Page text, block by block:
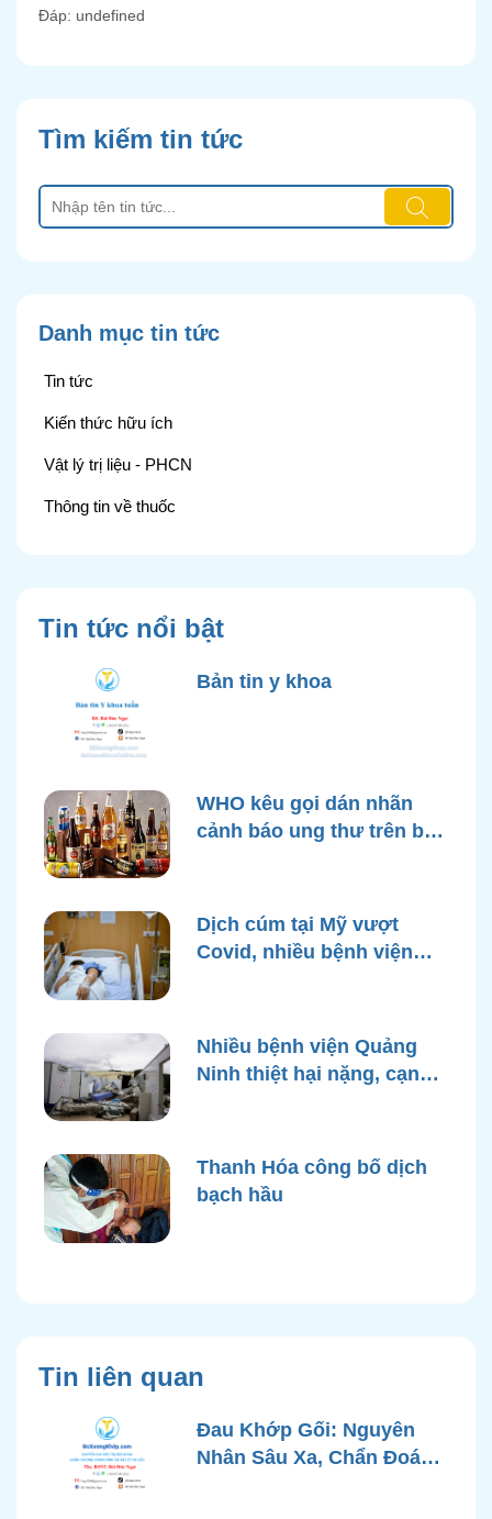
Đáp: undefined
Tìm kiếm tin tức
Danh mục tin tức
Tin tức
Kiến thức hữu ích
Vật lý trị liệu - PHCN
Thông tin về thuốc
Tin tức nổi bật
Bản tin y khoa
WHO kêu gọi dán nhãn
cảnh báo ung thư trên bao
Dịch cúm tại Mỹ vượt
Covid, nhiều bệnh viện
Nhiều bệnh viện Quảng
Ninh thiệt hại nặng, cạn
Thanh Hóa công bố dịch
bạch hầu
Tin liên quan
Đau Khớp Gối: Nguyên
Nhân Sâu Xa, Chẩn Đoán